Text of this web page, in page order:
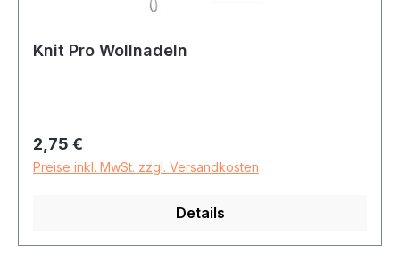
Knit Pro Wollnadeln
Regulärer Preis:
2,75 €
Preise inkl. MwSt. zzgl. Versandkosten
Details